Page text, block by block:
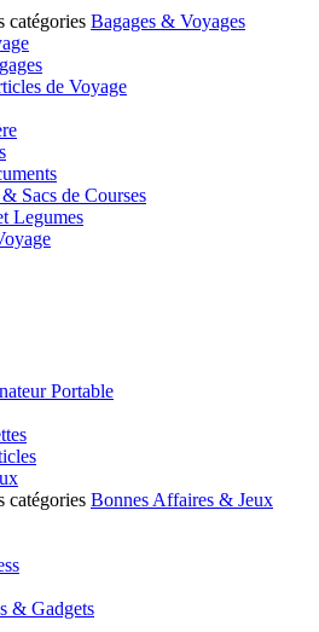
catégories Bagages & Voyages
de Voyage
Sacs de Courses
Legumes
Portable
catégories Bonnes Affaires & Jeux
& Gadgets